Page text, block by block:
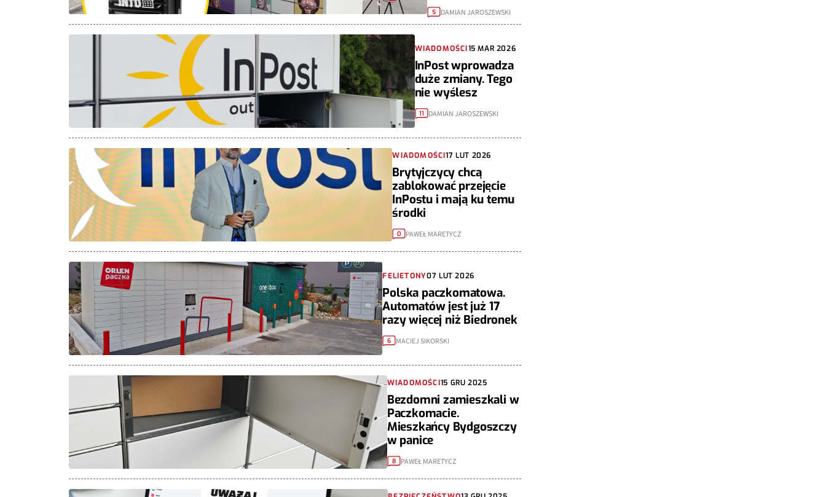
5 DAMIAN JAROSZEWSKI
WIADOMOŚCI15 MAR 2026
InPost wprowadza
duże zmiany. Tego
nie wyślesz
11 DAMIAN JAROSZEWSKI
WIADOMOŚCI17 LUT 2026
Brytyjczycy chcą
zablokować przejęcie
InPostu i mają ku temu
środki
0 PAWEŁ MARETYCZ
FELIETONY07 LUT 2026
Polska paczkomatowa.
Automatów jest już 17
razy więcej niż Biedronek
6 MACIEJ SIKORSKI
WIADOMOŚCI15 GRU 2025
Bezdomni zamieszkali w
Paczkomacie.
Mieszkańcy Bydgoszczy
w panice
8 PAWEŁ MARETYCZ